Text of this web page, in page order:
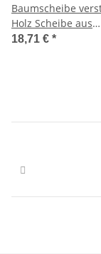
Baumscheibe
Holz Scheibe aus
Madagaskar ca.
18,71 € *